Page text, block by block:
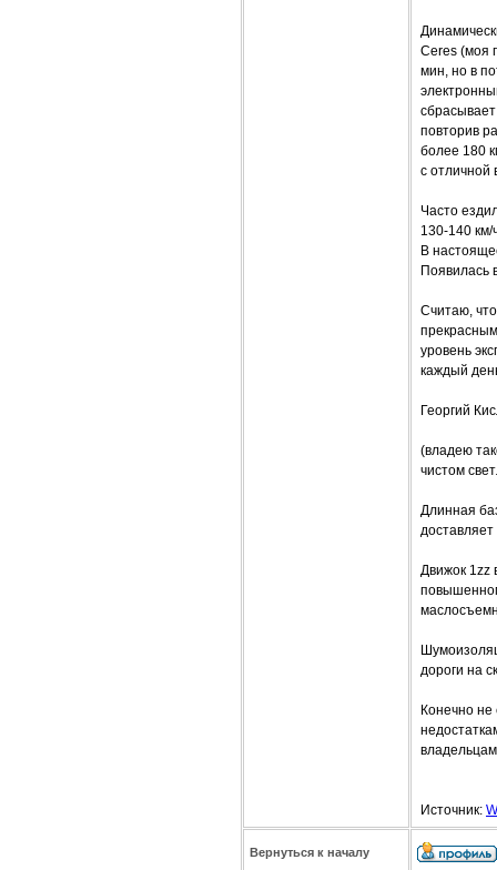
Ceres (моя
мин, но в
повторив
более 180
с отличной
Часто
130-140
В
Появилась
Считаю,
уровень
каждый
Георгий
(владею
чистом
Длинная
Движок 1zz
дороги на
Конечно
Источник:
Вернуться к началу